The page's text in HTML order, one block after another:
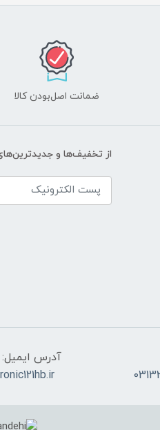
ضمانت اصل‌بودن کالا
از تخفیف‌ها و
آدرس ایمیل: